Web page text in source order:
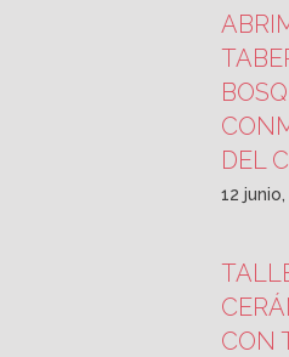
DEL
12
CON